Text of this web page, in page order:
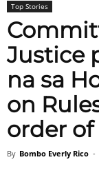
Top Stories
Justice
na sa
on
order
By Bombo Everly Rico -